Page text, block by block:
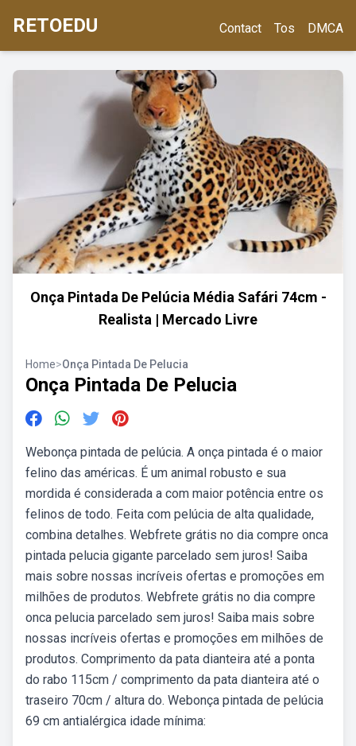
RETOEDU Contact Tos DMCA
Onça Pintada De Pelúcia Média Safári 74cm -
Realista | Mercado Livre
Home>Onça Pintada De Pelucia
Onça Pintada De Pelucia
Webonça pintada de pelúcia. A onça pintada é o maior
felino das américas. É um animal robusto e sua
mordida é considerada a com maior potência entre os
felinos de todo. Feita com pelúcia de alta qualidade,
combina detalhes. Webfrete grátis no dia compre onca
pintada pelucia gigante parcelado sem juros! Saiba
mais sobre nossas incríveis ofertas e promoções em
milhões de produtos. Webfrete grátis no dia compre
onca pelucia parcelado sem juros! Saiba mais sobre
nossas incríveis ofertas e promoções em milhões de
produtos. Comprimento da pata dianteira até a ponta
do rabo 115cm / comprimento da pata dianteira até o
traseiro 70cm / altura do. Webonça pintada de pelúcia
69 cm antialérgica idade mínima: